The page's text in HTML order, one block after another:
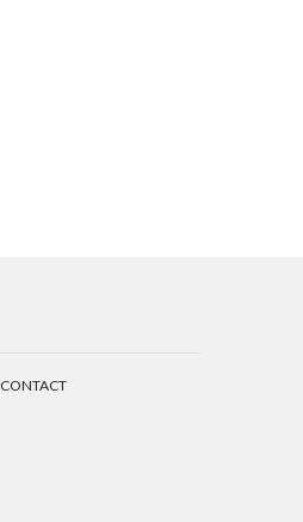
CONTACT